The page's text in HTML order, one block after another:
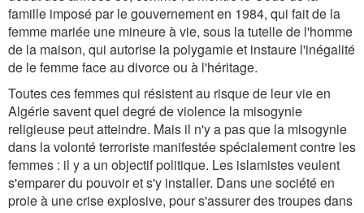
famille imposé par le gouvernement en 1984, qui fait de la
femme mariée une mineure à vie, sous la tutelle de l'homme
de la maison, qui autorise la polygamie et instaure l'inégalité
de le femme face au divorce ou à l'héritage.
Toutes ces femmes qui résistent au risque de leur vie en
Algérie savent quel degré de violence la misogynie
religieuse peut atteindre. Mais il n'y a pas que la misogynie
dans la volonté terroriste manifestée spécialement contre les
femmes : il y a un objectif politique. Les islamistes veulent
s'emparer du pouvoir et s'y installer. Dans une société en
proie à une crise explosive, pour s'assurer des troupes dans